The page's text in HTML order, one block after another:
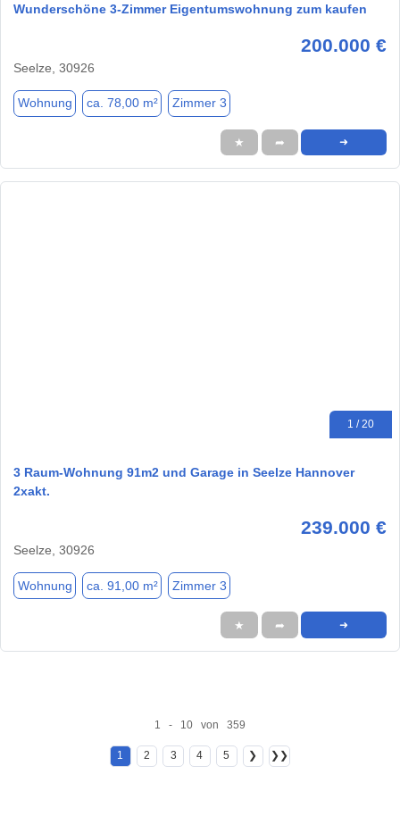
Wunderschöne 3-Zimmer Eigentumswohnung zum kaufen
200.000 €
Seelze, 30926
Wohnung ca. 78,00 m² Zimmer 3
★ ➦ ➜
1 / 20
3 Raum-Wohnung 91m2 und Garage in Seelze Hannover
2xakt.
239.000 €
Seelze, 30926
Wohnung ca. 91,00 m² Zimmer 3
★ ➦ ➜
1 - 10 von 359
1 2 3 4 5 ❯ ❯❯